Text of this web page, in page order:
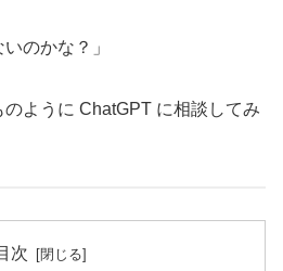
のかな？」
ように ChatGPT に相談してみ
次